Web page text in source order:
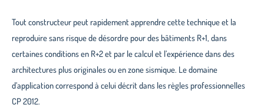
Tout constructeur peut rapidement apprendre cette technique et la
reproduire sans risque de désordre pour des bâtiments R+1, dans
certaines conditions en R+2 et par le calcul et l’expérience dans des
architectures plus originales ou en zone sismique. Le domaine
d’application correspond à celui décrit dans les règles professionnelles
CP 2012.